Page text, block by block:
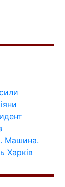
Машина.
Харків